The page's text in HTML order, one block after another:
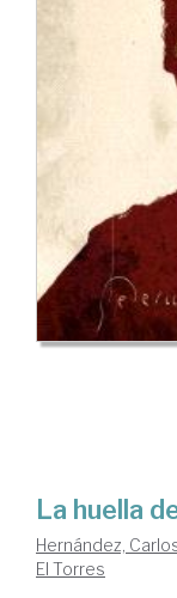
La huella
Hernández,
El Torres